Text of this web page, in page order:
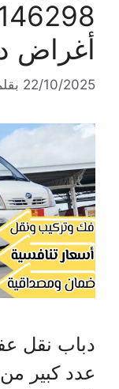
أغراض
22/10/2025
دباب نقل
عدد كبير